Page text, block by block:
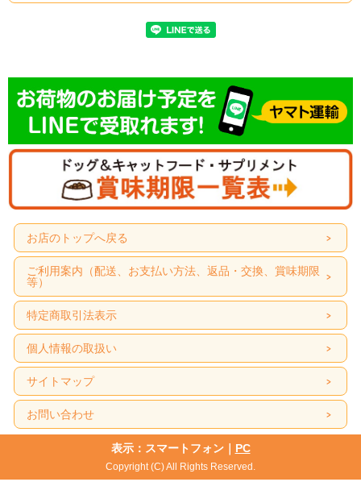
お店のトップへ戻る
ご利用案内（配送、お支払い方法、返品・交換、賞味期限
等）
特定商取引法表示
個人情報の取扱い
サイトマップ
お問い合わせ
表示：スマートフォン｜ PC
Copyright (C) All Rights Reserved.